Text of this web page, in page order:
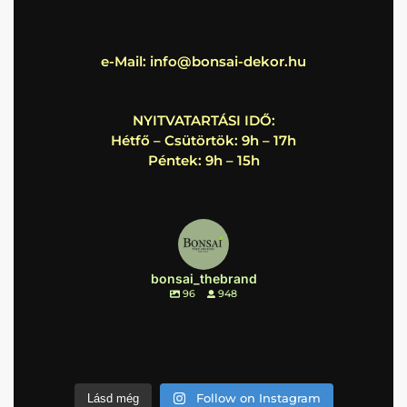
e-Mail: info@bonsai-dekor.hu
NYITVATARTÁSI IDŐ:
Hétfő – Csütörtök: 9h – 17h
Péntek: 9h – 15h
bonsai_thebrand
96 948
Lásd még Follow on Instagram